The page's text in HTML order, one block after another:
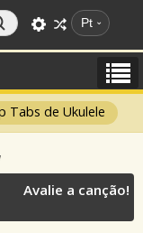
Pt
Tabs de Ukulele
Avalie a canção!